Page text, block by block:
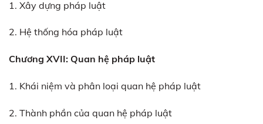
1. Xây dựng pháp luật
2. Hệ thống hóa pháp luật
Chương XVII: Quan hệ pháp luật
1. Khái niệm và phân loại quan hệ pháp luật
2. Thành phần của quan hệ pháp luật